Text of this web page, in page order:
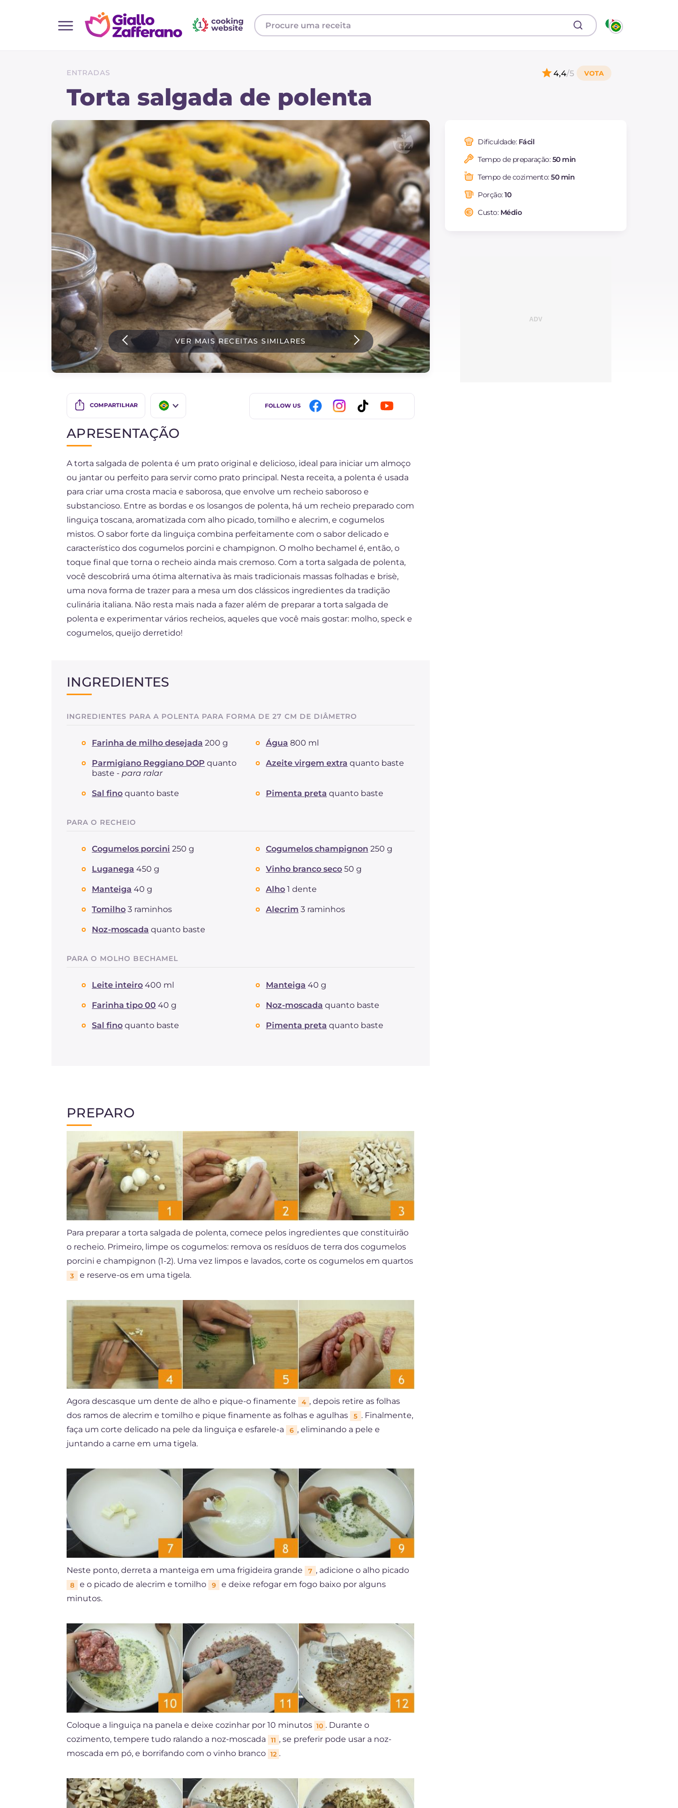
Todas as receitas
Pratos principais
Bebidas e refrescos
Sobremesas
Acompanhamentos
Pizzas e focaccia
Bolos e panificacao
Ultimas receitas
IT Website
Instagram
ENTRADAS
Torta salgada de polenta
4,4/5
VER MAIS RECEITAS SIMILARES
COMPARTILHAR
DE
ES
NL
FOLLOW US
Dificuldade: Fácil
Tempo de preparação:50 min
Tempo de cozimento:50 min
Porção:10
Custo: Médio
APRESENTAÇÃO
A torta salgada de polenta é um prato original e delicioso, ideal para iniciar um almoço
ou jantar ou perfeito para servir como prato principal. Nesta receita, a polenta é usada
para criar uma crosta macia e saborosa, que envolve um recheio saboroso e
substancioso. Entre as bordas e os losangos de polenta, há um recheio preparado com
linguiça toscana, aromatizada com alho picado, tomilho e alecrim, e cogumelos
mistos. O sabor forte da linguiça combina perfeitamente com o sabor delicado e
característico dos cogumelos porcini e champignon. O molho bechamel é, então, o
toque final que torna o recheio ainda mais cremoso. Com a torta salgada de polenta,
você descobrirá uma ótima alternativa às mais tradicionais massas folhadas e brisè,
uma nova forma de trazer para a mesa um dos clássicos ingredientes da tradição
culinária italiana. Não resta mais nada a fazer além de preparar a torta salgada de
polenta e experimentar vários recheios, aqueles que você mais gostar: molho, speck e
cogumelos, queijo derretido!
INGREDIENTES
INGREDIENTES PARA A POLENTA PARA FORMA DE 27 CM DE DIÂMETRO
Farinha de milho desejada 200 g Água 800 ml
Parmigiano Reggiano DOP quanto
baste - para ralar
Azeite virgem extra quanto baste
Sal fino quanto baste Pimenta preta quanto baste
PARA O RECHEIO
Cogumelos porcini 250 g Cogumelos champignon 250 g
Luganega 450 g Vinho branco seco 50 g
Manteiga 40 g Alho 1 dente
Tomilho 3 raminhos Alecrim 3 raminhos
Noz-moscada quanto baste
PARA O MOLHO BECHAMEL
Leite inteiro 400 ml Manteiga 40 g
Farinha tipo 00 40 g Noz-moscada quanto baste
Sal fino quanto baste Pimenta preta quanto baste
PREPARO
Para preparar a torta salgada de polenta, comece pelos ingredientes que constituirão
o recheio. Primeiro, limpe os cogumelos: remova os resíduos de terra dos cogumelos
porcini e champignon (1-2). Uma vez limpos e lavados, corte os cogumelos em quartos
3 e reserve-os em uma tigela.
Agora descasque um dente de alho e pique-o finamente 4 , depois retire as folhas
dos ramos de alecrim e tomilho e pique finamente as folhas e agulhas
5 . Finalmente,
faça um corte delicado na pele da linguiça e esfarele-a
6 , eliminando a pele e
juntando a carne em uma tigela.
Neste ponto, derreta a manteiga em uma frigideira grande 7 , adicione o alho picado
8 e o picado de alecrim e tomilho 9
e deixe refogar em fogo baixo por alguns
minutos.
Coloque a linguiça na panela e deixe cozinhar por 10 minutos 10 . Durante o
cozimento, tempere tudo ralando a noz-moscada
11 , se preferir pode usar a noz-
moscada em pó, e borrifando com o vinho branco 12 .